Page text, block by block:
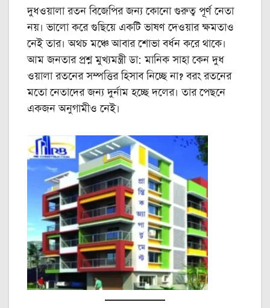
দুধওয়ালা রতন বিজেপির জন্য কোনো গুরুত্ব পূর্ণ নেতা
নয়। ভালো করে গুছিয়ে একটি ভাষণ দেওয়ার ক্ষমতাও
নেই তার। অথচ মঞ্চে আবার শোভা বর্ধন করে থাকে।
আম জনতার প্রশ্ন মুখ্যমন্ত্রী ডা: মানিক সাহা কেন দুধ
ওয়ালা রতনের সম্পত্তির হিসাব নিচ্ছে না? বরং রতনের
মতো নেতাদের জন্য দুর্নাম হচ্ছে দলের। তার পেছনে
একজন অনুগামীও নেই।